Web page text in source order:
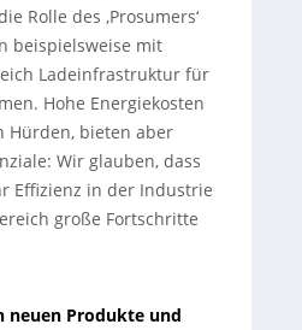
Rolle des ‚Prosumers‘
beispielsweise mit
Ladeinfrastruktur für
Hohe Energiekosten
Hürden, bieten aber
Wir glauben, dass
Effizienz in der Industrie
große Fortschritte
neuen Produkte und